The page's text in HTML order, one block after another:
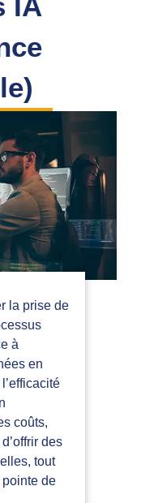
IA
la prise de
à
en
coûts,
des
tout
de